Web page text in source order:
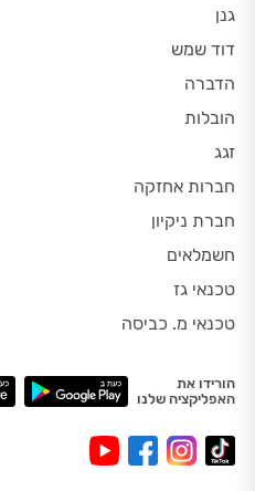
גנן
דוד שמש
הדברה
הובלות
זגג
חברות אחזקה
חברת ניקיון
חשמלאים
טכנאי גז
טכנאי מ. כביסה
הורידו את
האפליקציה שלנו